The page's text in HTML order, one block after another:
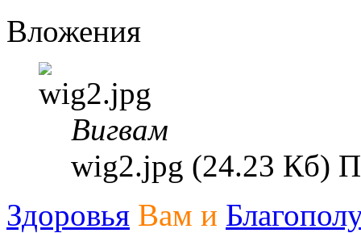
Вложения
Вигвам
wig2.jpg (24.23 Кб)
Здоровья Вам и